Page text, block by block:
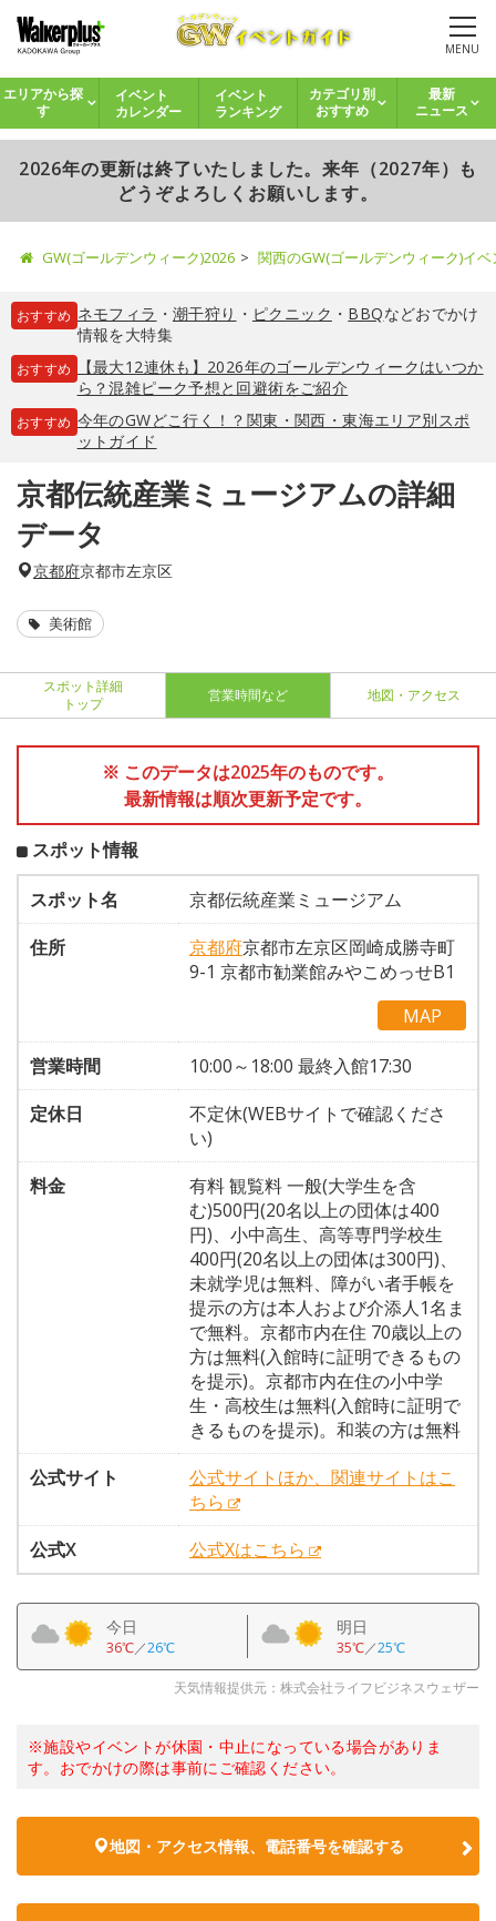
MENU
エリアから探
す
イベント
カレンダー
イベント
ランキング
カテゴリ別
おすすめ
最新
ニュース
2026年の更新は終了いたしました。来年（2027年）も
どうぞよろしくお願いします。
GW(ゴールデンウィーク)2026 関西のGW(ゴールデンウィーク)イ
おすすめ ネモフィラ ・ 潮干狩り ・ ピクニック ・ BBQなどおでかけ
情報を大特集
おすすめ
【最大12連休も】2026年のゴールデンウィークはいつか
ら？混雑ピーク予想と回避術をご紹介
おすすめ 今年のGWどこ行く！？関東・関西・東海エリア別スポ
ットガイド
京都伝統産業ミュージアムの詳細
データ
京都府京都市左京区
美術館
スポット詳細
トップ
営業時間など 地図・アクセス
※ このデータは2025年のものです。
最新情報は順次更新予定です。
スポット情報
スポット名
京都伝統産業ミュージアム
住所
京都府京都市左京区岡崎成勝寺町
9-1 京都市勧業館みやこめっせB1
MAP
営業時間
10:00～18:00 最終入館17:30
定休日
不定休(WEBサイトで確認くださ
い)
料金
有料 観覧料 一般(大学生を含
む)500円(20名以上の団体は400
円)、小中高生、高等専門学校生
400円(20名以上の団体は300円)、
未就学児は無料、障がい者手帳を
提示の方は本人および介添人1名ま
で無料。京都市内在住 70歳以上の
方は無料(入館時に証明できるもの
を提示)。京都市内在住の小中学
生・高校生は無料(入館時に証明で
きるものを提示)。和装の方は無料
公式サイト
公式サイトほか、関連サイトはこ
ちら
公式X
公式Xはこちら
今日
36℃／26℃
明日
35℃／25℃
天気情報提供元：株式会社ライフビジネスウェザー
※施設やイベントが休園・中止になっている場合がありま
す。おでかけの際は事前にご確認ください。
地図・アクセス情報、電話番号を確認する